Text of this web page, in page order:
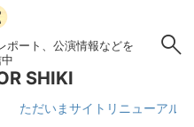
ポート、公演情報などを
SHIKI
ただいまサイトリニューアル作業